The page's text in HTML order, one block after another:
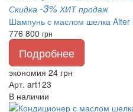
Скидка -3% ХИТ продаж
Шампунь с маслом шелка Alter
776 800 грн
Подробнее
экономия 24 грн
Арт. art123
В наличии